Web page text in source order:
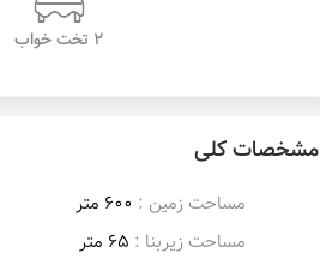
2 تخت خواب
مشخصات کلی
مساحت زمین : 600 متر
مساحت زیربنا : 65 متر